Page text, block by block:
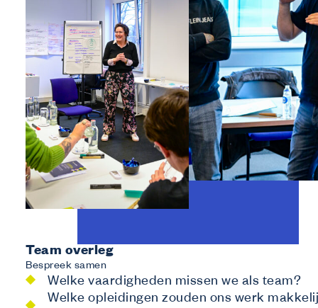
Team overleg
Bespreek samen
Welke vaardigheden missen we als team?
Welke opleidingen zouden ons werk